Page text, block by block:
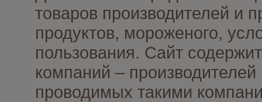
товаров производителей и
продуктов, мороженого,
пользования. Сайт
компаний –
проводимых такими